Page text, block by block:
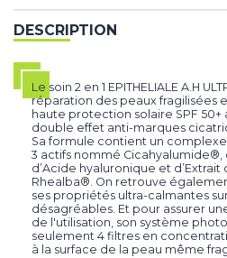
DESCRIPTION
Le soin 2 en 1 EPITHELIALE A.H
réparation des peaux fragilisées
haute protection solaire SPF
double effet anti-marques
Sa formule contient un
3 actifs nommé
d’Acide hyaluronique et d’Extrait
Rhealba®. On retrouve
ses propriétés ultra-calmantes
désagréables. Et pour assurer
de l'utilisation, son système
seulement 4 filtres en
à la surface de la peau même